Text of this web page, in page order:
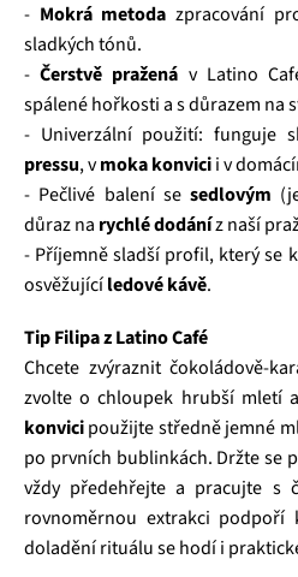
- Mokrá metoda zpracování
sladkých tónů.
-Čerstvě pražená v Latino
spálené hořkosti a s důrazem na
- Univerzální použití: funguje
pressu, vmoka konvicii v
- Pečlivé balení sesedlovým
důraz na rychlé dodáníz naší
- Příjemně sladší profil, který se
osvěžujícíledové kávě.
Tip Filipa z Latino Café
Chcete zvýraznit
zvolte o chloupek hrubší mletí
konvicipoužijte středně jemné
po prvních bublinkách. Držte se
vždy předehřejte a pracujte s
rovnoměrnou extrakci podpoří
doladění rituálu se hodí i